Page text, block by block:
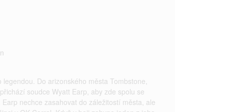
Do arizonského města Tombstone,
soudce Wyatt Earp, aby zde spolu se
nechce zasahovat do záležitostí města, ale